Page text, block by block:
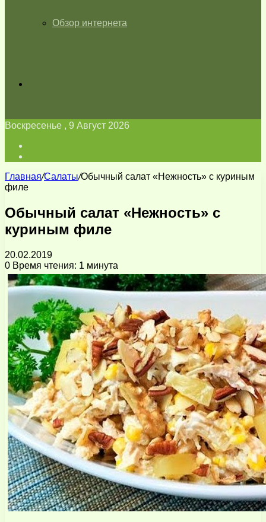
Обзор интернета
Воскресенье , 9 Август 2026
Главная/Салаты/Обычный салат «Нежность» с куриным
филе
Обычный салат «Нежность» с
куриным филе
20.02.2019
0 Время чтения: 1 минута